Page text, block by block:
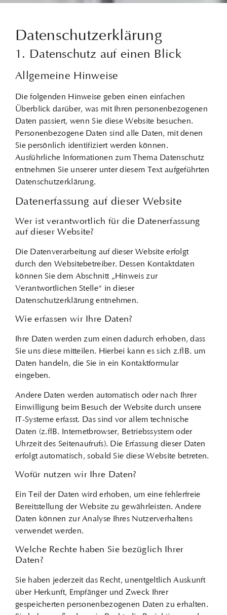
Datenschutz­erklärung
1. Datenschutz auf einen Blick
Allgemeine Hinweise
Die folgenden Hinweise geben einen einfachen
Überblick darüber, was mit Ihren personenbezogenen
Daten passiert, wenn Sie diese Website besuchen.
Personenbezogene Daten sind alle Daten, mit denen
Sie persönlich identifiziert werden können.
Ausführliche Informationen zum Thema Datenschutz
entnehmen Sie unserer unter diesem Text aufgeführten
Datenschutzerklärung.
Datenerfassung auf dieser Website
Wer ist verantwortlich für die Datenerfassung
auf dieser Website?
Die Datenverarbeitung auf dieser Website erfolgt
durch den Websitebetreiber. Dessen Kontaktdaten
können Sie dem Abschnitt „Hinweis zur
Verantwortlichen Stelle“ in dieser
Datenschutzerklärung entnehmen.
Wie erfassen wir Ihre Daten?
Ihre Daten werden zum einen dadurch erhoben, dass
Sie uns diese mitteilen. Hierbei kann es sich z. B. um
Daten handeln, die Sie in ein Kontaktformular
eingeben.
Andere Daten werden automatisch oder nach Ihrer
Einwilligung beim Besuch der Website durch unsere
IT-Systeme erfasst. Das sind vor allem technische
Daten (z. B. Internetbrowser, Betriebssystem oder
Uhrzeit des Seitenaufrufs). Die Erfassung dieser Daten
erfolgt automatisch, sobald Sie diese Website betreten.
Wofür nutzen wir Ihre Daten?
Ein Teil der Daten wird erhoben, um eine fehlerfreie
Bereitstellung der Website zu gewährleisten. Andere
Daten können zur Analyse Ihres Nutzerverhaltens
verwendet werden.
Welche Rechte haben Sie bezüglich Ihrer
Daten?
Sie haben jederzeit das Recht, unentgeltlich Auskunft
über Herkunft, Empfänger und Zweck Ihrer
gespeicherten personenbezogenen Daten zu erhalten.